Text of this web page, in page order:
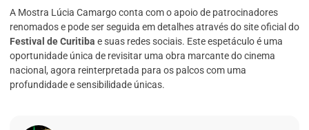
A Mostra Lúcia Camargo conta com o apoio de patrocinadores
renomados e pode ser seguida em detalhes através do site oficial do
Festival de Curitiba e suas redes sociais. Este espetáculo é uma
oportunidade única de revisitar uma obra marcante do cinema
nacional, agora reinterpretada para os palcos com uma
profundidade e sensibilidade únicas.